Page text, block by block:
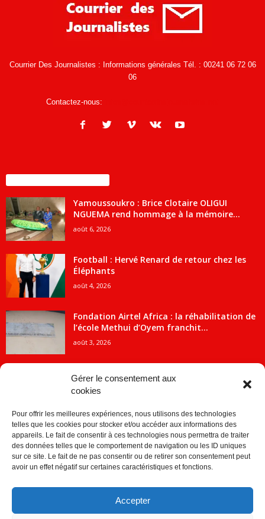
Gérer le consentement aux
cookies
Pour offrir les meilleures expériences, nous utilisons des technologies
telles que les cookies pour stocker et/ou accéder aux informations des
appareils. Le fait de consentir à ces technologies nous permettra de traiter
des données telles que le comportement de navigation ou les ID uniques
sur ce site. Le fait de ne pas consentir ou de retirer son consentement peut
avoir un effet négatif sur certaines caractéristiques et fonctions.
Accepter
Courrier Des Journalistes : Informations générales Tél. : 00241 06 72 06
06
Contactez-nous:
Yamoussoukro : Brice Clotaire OLIGUI
NGUEMA rend hommage à la mémoire...
août 6, 2026
Football : Hervé Renard de retour chez les
Éléphants
août 4, 2026
Fondation Airtel Africa : la réhabilitation de
l’école Methui d’Oyem franchit...
août 3, 2026
CATÉGORIE POPULAIRE
ACTUALITES
Economie 2091
1840
Société
Sport 859